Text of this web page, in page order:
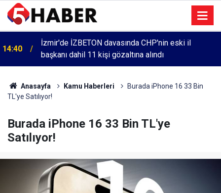
14:40
İzmir'de İZBETON davasında CHP'nin eski il
başkanı dahil 11 kişi gözaltına alındı
Anasayfa Kamu Haberleri
Burada iPhone 16 33 Bin
TL'ye Satılıyor!
Burada iPhone 16 33 Bin TL'ye
Satılıyor!